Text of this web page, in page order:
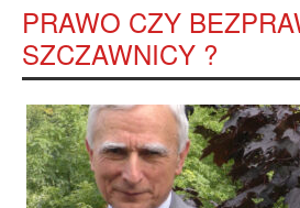
PRAWO CZY
SZCZAWNICY ?